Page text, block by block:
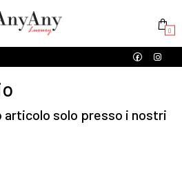
0
articolo solo presso i nostri